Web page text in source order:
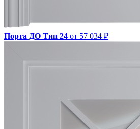
Порта ДО Тип 24 от 57 034 ₽